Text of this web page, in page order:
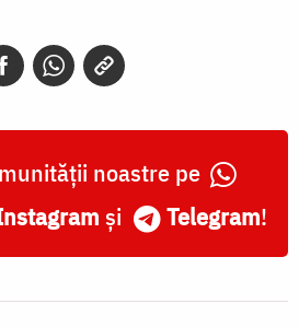
noastre pe
și Telegram!